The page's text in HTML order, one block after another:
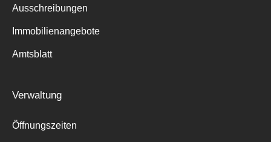
Suche
Ausschreibungen
Immobilienangebote
Amtsblatt
Verwaltung
Öffnungszeiten